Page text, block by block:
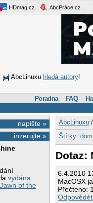
HDmag.cz AbcPráce.cz
AbcLinuxu hledá autory!
Poradna FAQ
napište »
inzerujte »
vydána
of the
AbcLinuxu:/
Štítky:
Dotaz:
6.4.2010
MacOSX
Přečteno:
Odpovědět